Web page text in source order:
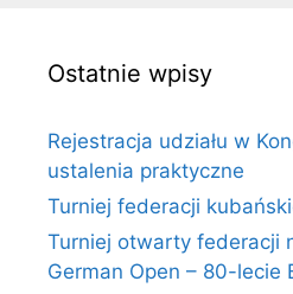
Ostatnie wpisy
Rejestracja udziału w
ustalenia praktyczne
Turniej federacji
Turniej otwarty federacji
German Open – 80-lecie